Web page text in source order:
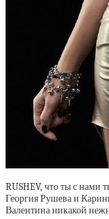
RUSHEV,что ты снами
Георгия Рушева и
Валентина никакой